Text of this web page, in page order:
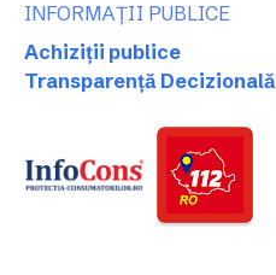
INFORMAȚII PUBLICE
Achiziții publice
Transparență Decizională